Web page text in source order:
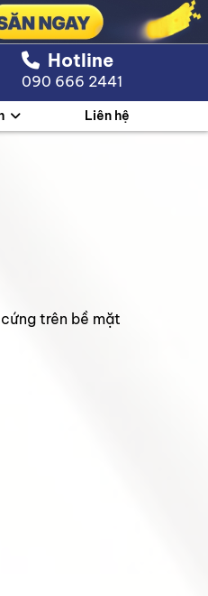
Hotline
090 666 2441
Liên hệ
trên bề mặt